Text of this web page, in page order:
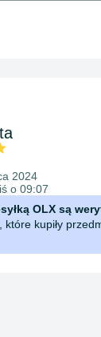
2024
o 09:07
OLX są
kupiły